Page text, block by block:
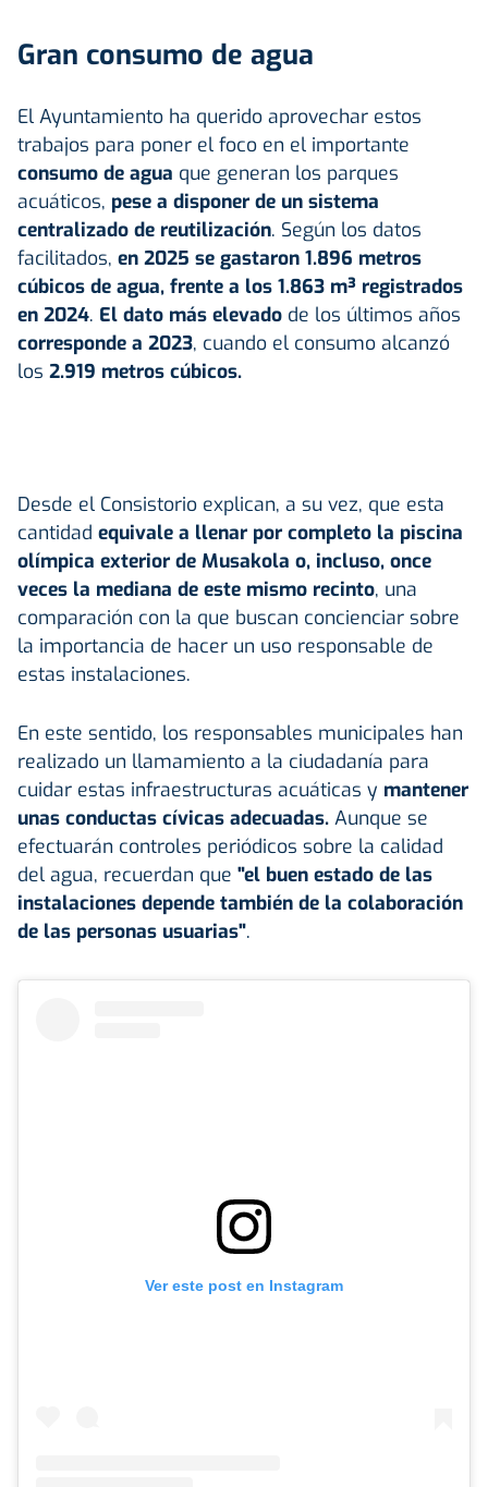
Gran consumo de agua
El Ayuntamiento ha querido aprovechar estos
trabajos para poner el foco en el importante
consumo de agua que generan los parques
acuáticos, pese a disponer de un sistema
centralizado de reutilización. Según los datos
facilitados, en 2025 se gastaron 1.896 metros
cúbicos de agua, frente a los 1.863 m³ registrados
en 2024. El dato más elevado de los últimos años
corresponde a 2023, cuando el consumo alcanzó
los 2.919 metros cúbicos.
Desde el Consistorio explican, a su vez, que esta
cantidad equivale a llenar por completo la piscina
olímpica exterior de Musakola o, incluso, once
veces la mediana de este mismo recinto, una
comparación con la que buscan concienciar sobre
la importancia de hacer un uso responsable de
estas instalaciones.
En este sentido, los responsables municipales han
realizado un llamamiento a la ciudadanía para
cuidar estas infraestructuras acuáticas y mantener
unas conductas cívicas adecuadas. Aunque se
efectuarán controles periódicos sobre la calidad
del agua, recuerdan que "el buen estado de las
instalaciones depende también de la colaboración
de las personas usuarias".
Ver este post en Instagram